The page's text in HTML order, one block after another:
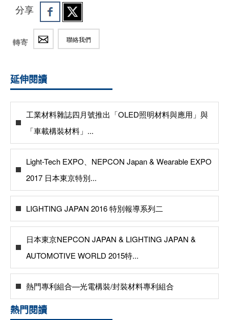
分享
轉寄 聯絡我們
延伸閱讀
工業材料雜誌四月號推出「OLED照明材料與應用」與
「車載構裝材料」...
Light-Tech EXPO、NEPCON Japan & Wearable EXPO
2017 日本東京特別...
LIGHTING JAPAN 2016 特別報導系列二
日本東京NEPCON JAPAN & LIGHTING JAPAN &
AUTOMOTIVE WORLD 2015特...
熱門專利組合—光電構裝/封裝材料專利組合
熱門閱讀